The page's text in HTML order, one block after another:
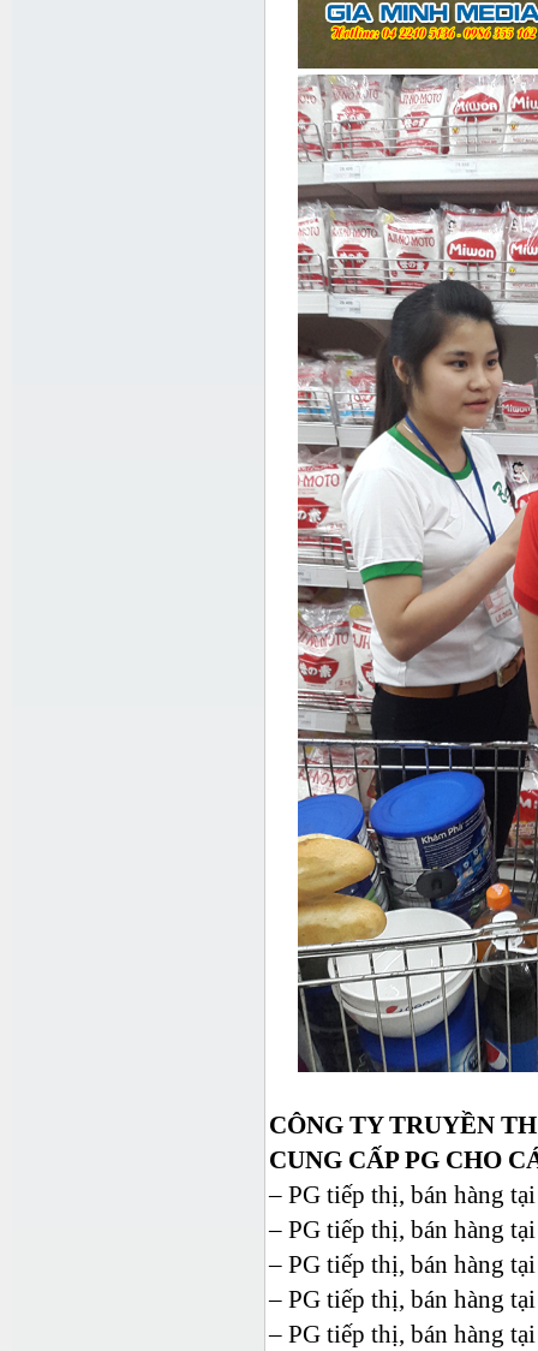
CÔNG TY TRUYỀN
CUNG CẤP PG CHO
– PG tiếp thị, bán hàng
– PG tiếp thị, bán hàng
– PG tiếp thị, bán hàng
– PG tiếp thị, bán hàng
– PG tiếp thị, bán hàng